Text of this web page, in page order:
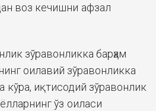
воз кечишни афзал
зўравонликка барҳам
оилавий зўравонликка
кўра, иқтисодий зўравонлик
ўз оиласи